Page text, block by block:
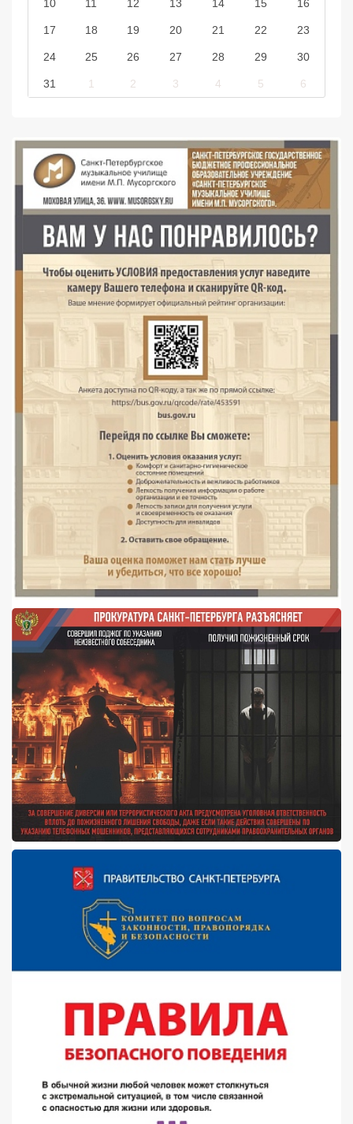
10 11 12 13 14 15 16
17 18 19 20 21 22 23
24 25 26 27 28 29 30
31 1 2 3 4 5 6